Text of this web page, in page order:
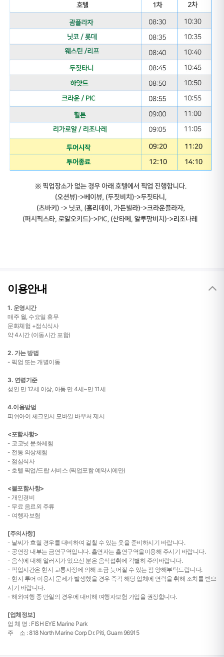
이용안내
1. 운영시간
매주 월, 수요일 휴무
문화체험 +점식식사
약 4시간 (이동시간 포함)
2. 가는 방법
- 픽업 또는 개별이동
3. 연령기준
성인 만 12세 이상, 아동 만 4세~만 11세
4.이용방법
피쉬아이 체크인시 모바일 바우처 제시
<포함사항>
- 코코넛 문화체험
- 전통 의상체험
- 점심식사
- 호텔 픽업/드랍 서비스 (픽업포함 예약시에만)
<불포함사항>
- 개인경비
- 무료 음료외 주류
- 여행자보험
[주의사항]
- 날씨가 흐릴 경우를 대비하여 걸칠 수 있는 옷을 준비하시기 바랍니다.
- 공연장 내부는 금연구역입니다. 흡연자는 흡연구역을이용해 주시기 바랍니다.
- 음식에 대해 알러지가 있으신 분은 음식섭취에 각별히 주의바랍니다.
- 픽업시간은 현지 교통사정에 의해 조금 늦어질 수 있는 점 양해부탁드립니다.
- 현지 투어 이용시 문제가 발생했을 경우 즉각 해당 업체에 연락을 취해 조치를 받으
시기 바랍니다.
- 해외여행 중 만일의 경우에 대비해 여행자보험 가입을 권장합니다.
[업체정보]
업 체 명 : FISH EYE Marine Park
주 소 : 818 North Marine Corp Dr. Piti, Guam 96915